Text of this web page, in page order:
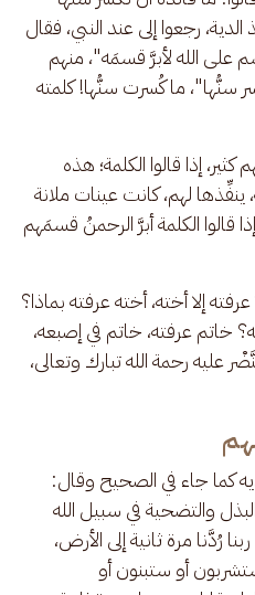
رجعوا إلى عند النبي، فقال
الله لأبرَّ قسمَه"، منهم
سنُّها"، ما كُسرت سنُّها! كلمته
إذا قالوا الكلمة؛ هذه
لهم، كانت عينات ملانة
الكلمة أبرَّ الرحمنُ قسمَهم
إلا أخته، أخته عرفته بماذا؟
خاتم عرفته، خاتم في إصبعه،
رحمة الله تبارك وتعالى،
كما جاء في الصحيح وقال:
والتضحية في سبيل الله
رُدَّنا مرة ثانية إلى الأرض،
أو ستبنون أو